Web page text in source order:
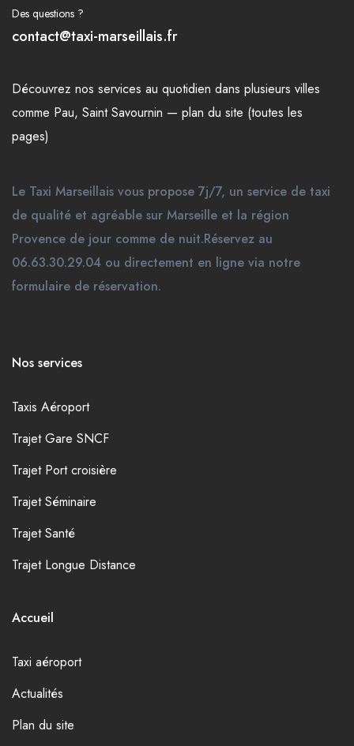
Des questions ?
contact@taxi-marseillais.fr
Découvrez nos services au quotidien dans plusieurs villes
comme Pau, Saint Savournin — plan du site (toutes les
pages)
Le Taxi Marseillais vous propose 7j/7, un service de taxi
de qualité et agréable sur Marseille et la région
Provence de jour comme de nuit.Réservez au
06.63.30.29.04 ou directement en ligne via notre
formulaire de réservation.
Nos services
Taxis Aéroport
Trajet Gare SNCF
Trajet Port croisière
Trajet Séminaire
Trajet Santé
Trajet Longue Distance
Accueil
Taxi aéroport
Actualités
Plan du site